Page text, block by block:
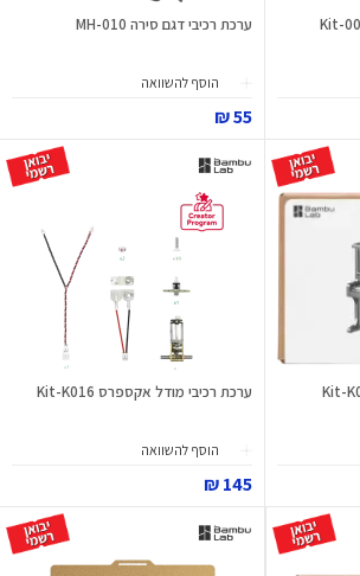
ערכת רכיבי דגם סירה MH-010
הוסף להשוואה
55 ₪
ערכת רכיבי מודל אקספרס Kit-K016
הוסף להשוואה
145 ₪